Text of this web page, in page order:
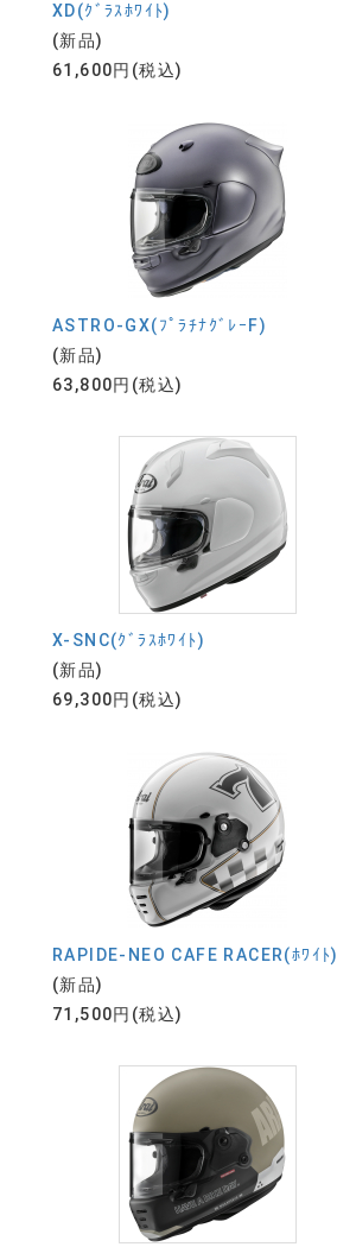
XD(ｸﾞﾗｽﾎﾜｲﾄ)
(新品)
61,600円(税込)
ASTRO-GX(ﾌﾟﾗﾁﾅｸﾞﾚｰF)
(新品)
63,800円(税込)
X-SNC(ｸﾞﾗｽﾎﾜｲﾄ)
(新品)
69,300円(税込)
RAPIDE-NEO CAFE RACER(ﾎﾜｲﾄ)
(新品)
71,500円(税込)